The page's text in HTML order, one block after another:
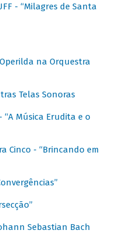
- “Milagres de Santa
na Orquestra
Telas Sonoras
Música Erudita e o
Cinco - “Brincando em
Sebastian Bach